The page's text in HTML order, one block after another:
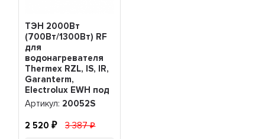
ТЭН 2000Вт
(700Вт/1300Вт) RF
для
водонагревателя
Thermex RZL, IS, IR,
Garanterm,
Electrolux EWH под
анод М4 Silver,
20052S
Артикул: 20052S
2 520 3 387